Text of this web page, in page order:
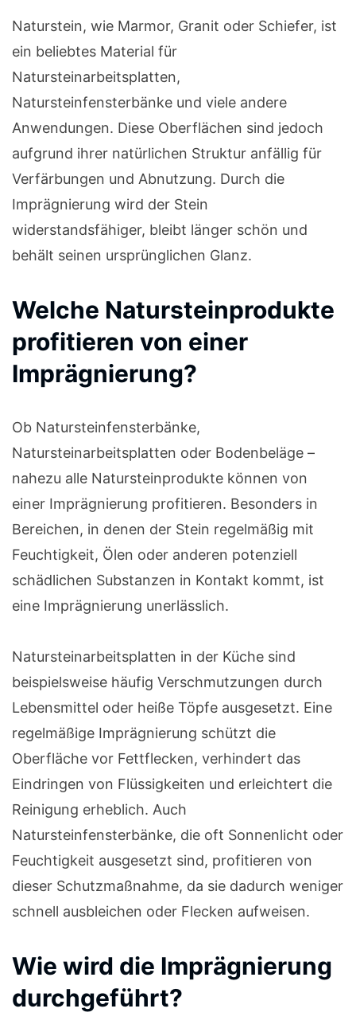
Naturstein, wie Marmor, Granit oder Schiefer, ist
ein beliebtes Material für
Natursteinarbeitsplatten,
Natursteinfensterbänke und viele andere
Anwendungen. Diese Oberflächen sind jedoch
aufgrund ihrer natürlichen Struktur anfällig für
Verfärbungen und Abnutzung. Durch die
Imprägnierung wird der Stein
widerstandsfähiger, bleibt länger schön und
behält seinen ursprünglichen Glanz.
Welche Natursteinprodukte
profitieren von einer
Imprägnierung?
Ob Natursteinfensterbänke,
Natursteinarbeitsplatten oder Bodenbeläge –
nahezu alle Natursteinprodukte können von
einer Imprägnierung profitieren. Besonders in
Bereichen, in denen der Stein regelmäßig mit
Feuchtigkeit, Ölen oder anderen potenziell
schädlichen Substanzen in Kontakt kommt, ist
eine Imprägnierung unerlässlich.
Natursteinarbeitsplatten in der Küche sind
beispielsweise häufig Verschmutzungen durch
Lebensmittel oder heiße Töpfe ausgesetzt. Eine
regelmäßige Imprägnierung schützt die
Oberfläche vor Fettflecken, verhindert das
Eindringen von Flüssigkeiten und erleichtert die
Reinigung erheblich. Auch
Natursteinfensterbänke, die oft Sonnenlicht oder
Feuchtigkeit ausgesetzt sind, profitieren von
dieser Schutzmaßnahme, da sie dadurch weniger
schnell ausbleichen oder Flecken aufweisen.
Wie wird die Imprägnierung
durchgeführt?